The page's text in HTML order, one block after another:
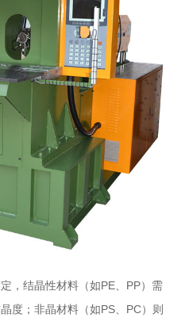
，结晶性材料（如PE、PP）需
度；非晶材料（如PS、PC）则